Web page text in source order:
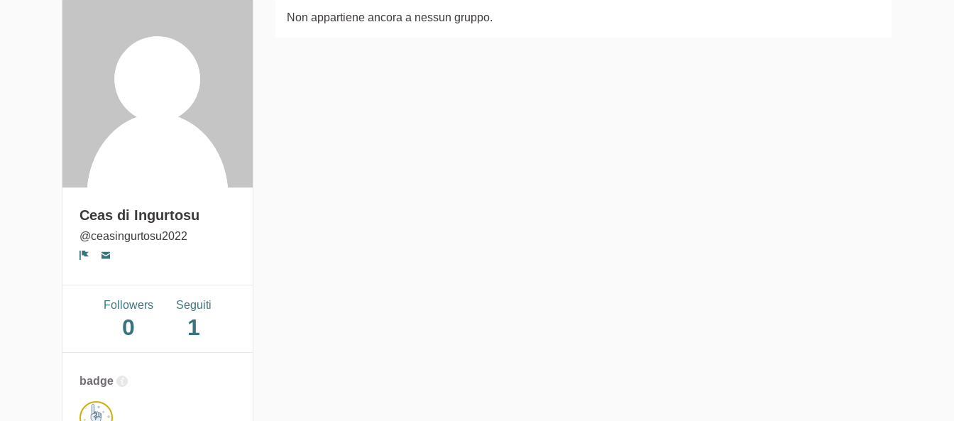
Ceas di Ingurtosu
@ceasingurtosu2022
Followers
0
Seguiti
1
badge
Non appartiene ancora a nessun gruppo.